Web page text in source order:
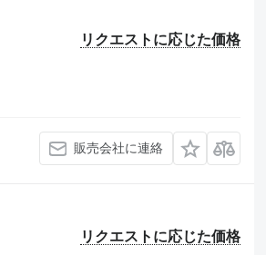
リクエストに応じた価格
販売会社に連絡
リクエストに応じた価格